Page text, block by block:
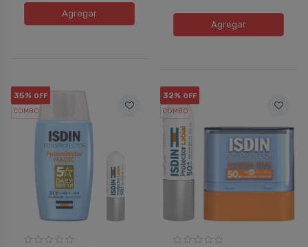
Agregar
Agregar
35% OFF
COMBO
32% OFF
COMBO